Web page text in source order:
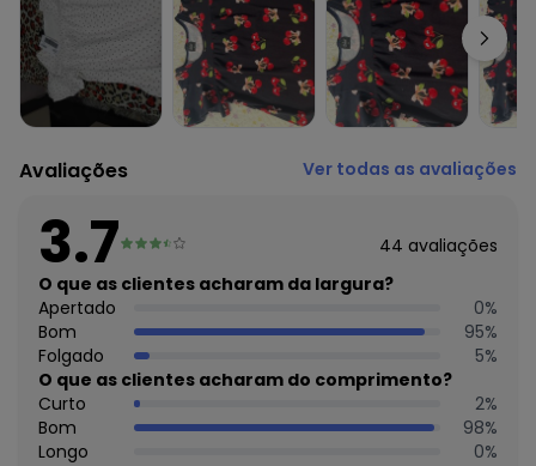
temperatura máxima de 40°. Não usar alvejante.Usar
secadora na temperatura mínima.Secar na sombra.Passar
na temperatura máxima de 150°C.Não lavar a seco.
Tecido: Cotton
Composição: Peca total 5% elastano 95% algodao
O preço apresentado abaixo é o menor oferecido em
algum dia do mês, para o menor tamanho disponível.
agosto/2026
N/D*
julho/2026 N/D*
junho/2026
maio/2026 R$ 34,99
abril/2026 R$ 34,99
março/2026 R$ 34,99
fevereiro/2026
Avaliações Ver todas as avaliações
3.7 44 avaliações
O que as clientes acharam da largura?
Apertado
0%
Bom
95%
Folgado
5%
O que as clientes acharam do comprimento?
Curto
2%
Bom
98%
Longo
0%